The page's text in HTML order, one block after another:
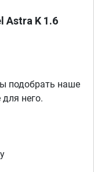
Astra K 1.6
подобрать наше
него.